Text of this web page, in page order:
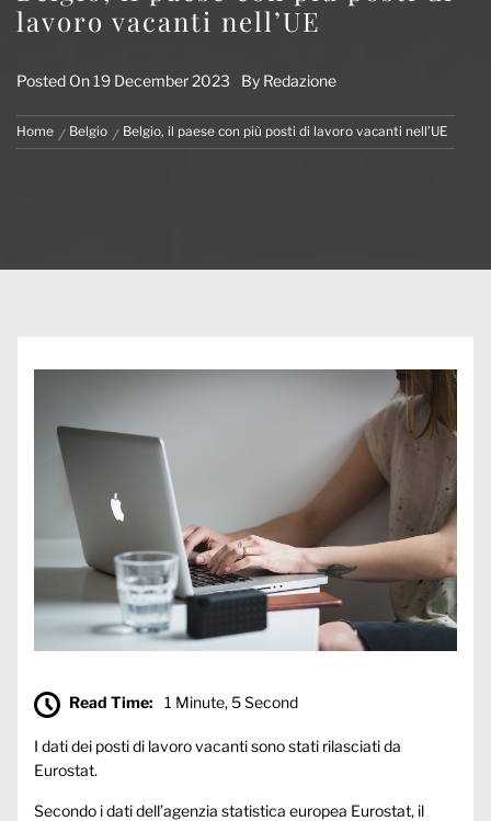
lavoro vacanti nell’UE
Posted On19 December 2023 By Redazione
Home Belgio Belgio, il paese con più posti di lavoro vacanti nell’UE
Read Time: 1 Minute, 5 Second
I dati dei posti di lavoro vacanti sono stati rilasciati da
Eurostat.
Secondo i dati dell’agenzia statistica europea Eurostat, il